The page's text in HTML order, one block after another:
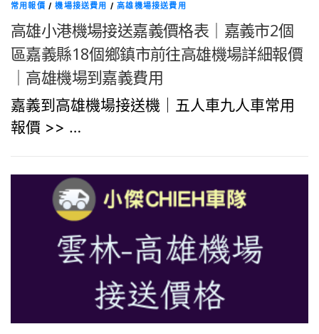
常用報價 /機場接送費用 /高雄機場接送費用
高雄小港機場接送嘉義價格表｜嘉義市2個
區嘉義縣18個鄉鎮市前往高雄機場詳細報價
｜高雄機場到嘉義費用
嘉義到高雄機場接送機｜五人車九人車常用
報價 >> …